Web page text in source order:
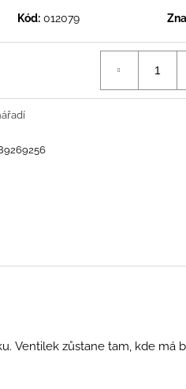
Kód: 012079
Ventilek zůstane tam, kde má